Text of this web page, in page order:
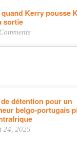
quand Kerry pousse
sortie
détention pour un
belgo-portugais
24, 2025